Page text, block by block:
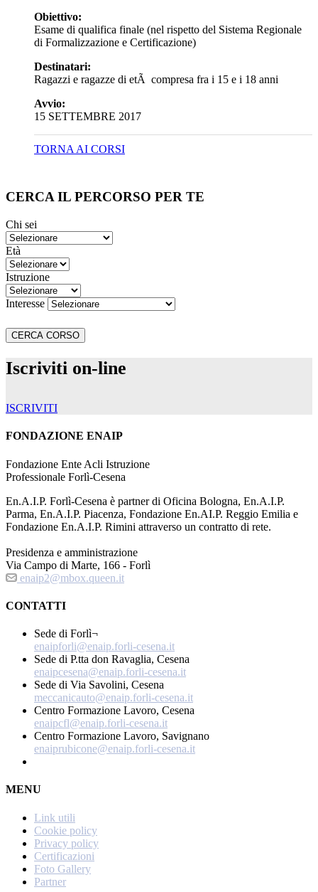
Obiettivo:
Esame di qualifica finale (nel rispetto del Sistema Regionale
di Formalizzazione e Certificazione)
Destinatari:
Ragazzi e ragazze di etÃ compresa fra i 15 e i 18 anni
Avvio:
15 SETTEMBRE 2017
TORNA AI CORSI
CERCA IL PERCORSO PER TE
Chi sei
Età
Istruzione
Interesse
Iscriviti on-line
ISCRIVITI
FONDAZIONE ENAIP
Fondazione Ente Acli Istruzione
Professionale Forlì-Cesena
En.A.I.P. Forlì-Cesena è partner di Oficina Bologna, En.A.I.P.
Parma, En.A.I.P. Piacenza, Fondazione En.AI.P. Reggio Emilia e
Fondazione En.A.I.P. Rimini attraverso un contratto di rete.
Presidenza e amministrazione
Via Campo di Marte, 166 - Forlì
enaip2@mbox.queen.it
CONTATTI
Sede di Forlì¬
enaipforli@enaip.forli-cesena.it
Sede di P.tta don Ravaglia, Cesena
enaipcesena@enaip.forli-cesena.it
Sede di Via Savolini, Cesena
meccanicauto@enaip.forli-cesena.it
Centro Formazione Lavoro, Cesena
enaipcfl@enaip.forli-cesena.it
Centro Formazione Lavoro, Savignano
enaiprubicone@enaip.forli-cesena.it
MENU
Link utili
Cookie policy
Privacy policy
Certificazioni
Foto Gallery
Partner